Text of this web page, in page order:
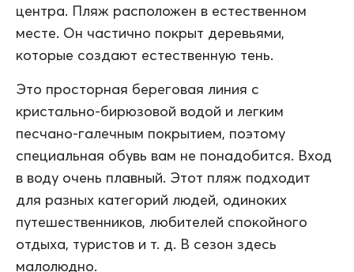
центра. Пляж расположен в естественном
месте. Он частично покрыт деревьями,
которые создают естественную тень.
Это просторная береговая линия с
кристально-бирюзовой водой и легким
песчано-галечным покрытием, поэтому
специальная обувь вам не понадобится. Вход
в воду очень плавный. Этот пляж подходит
для разных категорий людей, одиноких
путешественников, любителей спокойного
отдыха, туристов и т. д. В сезон здесь
малолюдно.